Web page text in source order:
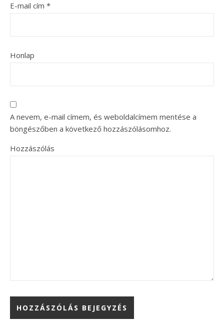
E-mail cím *
Honlap
A nevem, e-mail címem, és weboldalcímem mentése a
böngészőben a következő hozzászólásomhoz.
Hozzászólás